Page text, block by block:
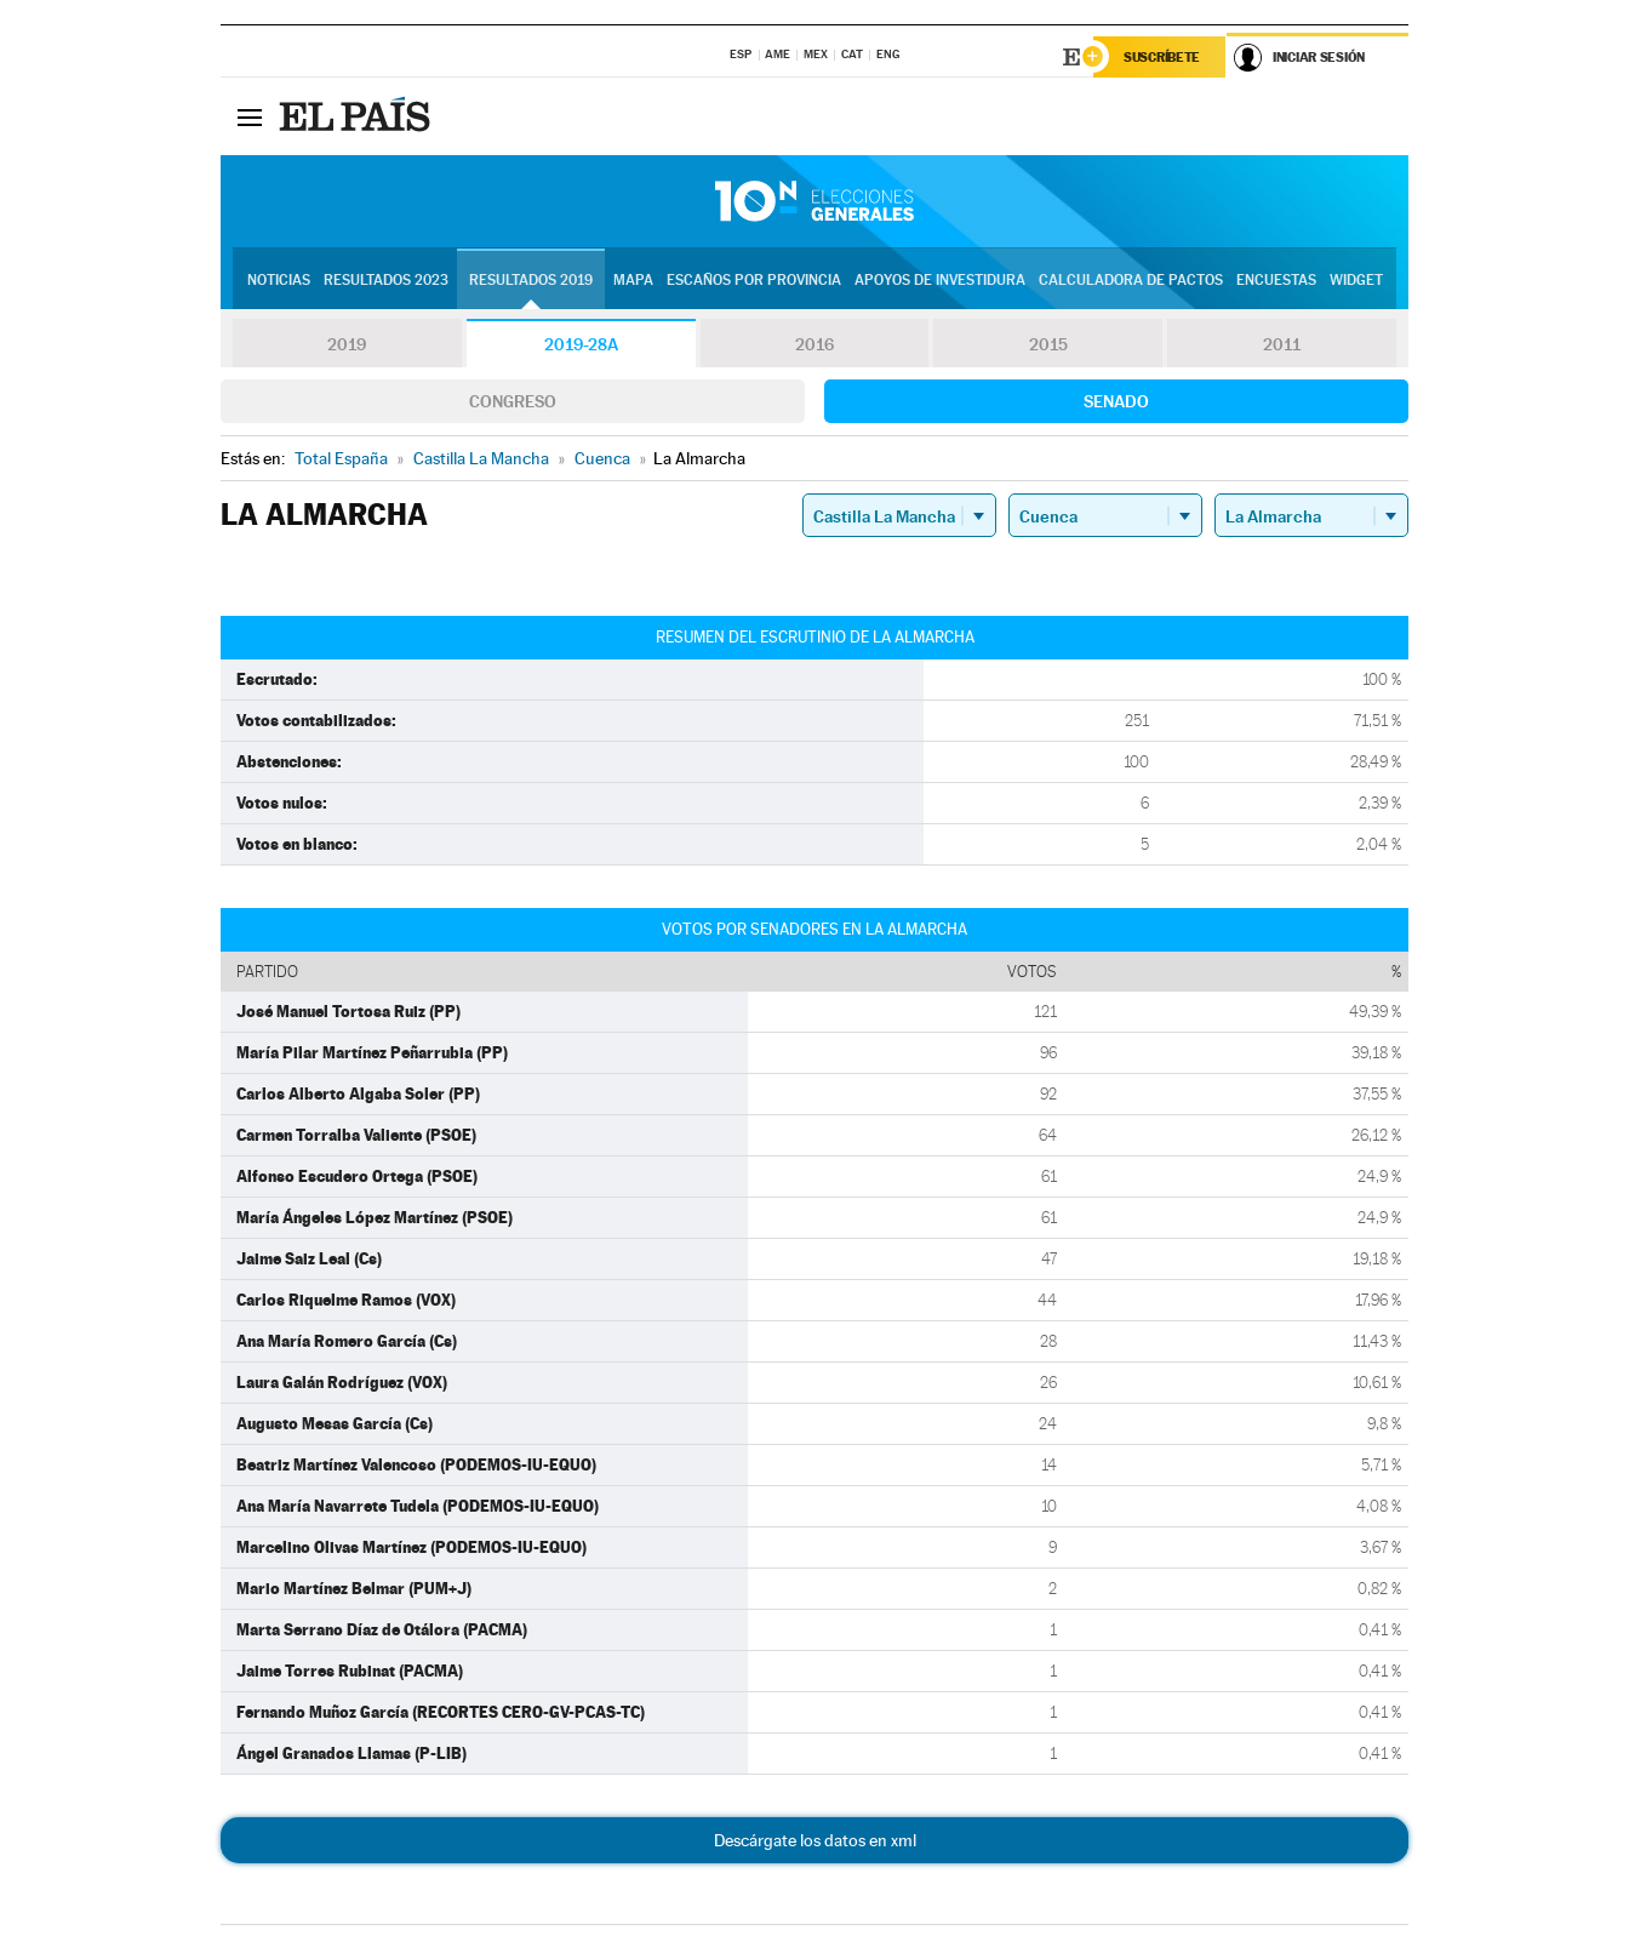
ESP AME MEX CAT ENG SUSCRÍBETE INICIAR SESIÓN
NOTICIAS RESULTADOS 2023 RESULTADOS 2019 MAPA ESCAÑOS POR PROVINCIA APOYOS DE INVESTIDURA CALCULADORA DE PACTOS ENCUESTAS WIDGET
2019 2019-28A 2016 2015 2011
CONGRESO SENADO
Estás en: Total España » Castilla La Mancha » Cuenca » La Almarcha
LA ALMARCHA
RESUMEN DEL ESCRUTINIO DE LA ALMARCHA
Escrutado: 100 %
Votos contabilizados: 251 71,51 %
Abstenciones: 100 28,49 %
Votos nulos: 6 2,39 %
Votos en blanco: 5 2,04 %
VOTOS POR SENADORES EN LA ALMARCHA
PARTIDO VOTOS %
José Manuel Tortosa Ruiz (PP) 121 49,39 %
María Pilar Martínez Peñarrubia (PP) 96 39,18 %
Carlos Alberto Algaba Soler (PP) 92 37,55 %
Carmen Torralba Valiente (PSOE) 64 26,12 %
Alfonso Escudero Ortega (PSOE) 61 24,9 %
María Ángeles López Martínez (PSOE) 61 24,9 %
Jaime Saiz Leal (Cs) 47 19,18 %
Carlos Riquelme Ramos (VOX) 44 17,96 %
Ana María Romero García (Cs) 28 11,43 %
Laura Galán Rodríguez (VOX) 26 10,61 %
Augusto Mesas García (Cs) 24 9,8 %
Beatriz Martínez Valencoso (PODEMOS-IU-EQUO) 14 5,71 %
Ana María Navarrete Tudela (PODEMOS-IU-EQUO) 10 4,08 %
Marcelino Olivas Martínez (PODEMOS-IU-EQUO) 9 3,67 %
Mario Martínez Belmar (PUM+J) 2 0,82 %
Marta Serrano Díaz de Otálora (PACMA) 1 0,41 %
Jaime Torres Rubinat (PACMA) 1 0,41 %
Fernando Muñoz García (RECORTES CERO-GV-PCAS-TC) 1 0,41 %
Ángel Granados Llamas (P-LIB) 1 0,41 %
Descárgate los datos en xml